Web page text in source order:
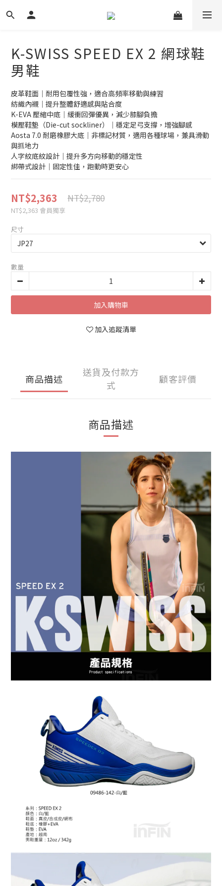
K-SWISS SPEED EX 2 網球鞋
男鞋
皮革鞋面｜耐用包覆性強，適合高頻率移動與練習
紡織內襯｜提升整體舒適感與貼合度
K-EVA 壓縮中底｜緩衝回彈優異，減少膝腳負擔
模壓鞋墊（Die-cut sockliner）｜穩定足弓支撐，增強腳感
Aosta 7.0 耐磨橡膠大底｜非標記材質，適用各種球場，兼具滑動
與抓地力
人字紋底紋設計｜提升多方向移動的穩定性
綁帶式設計｜固定性佳，跑動時更安心
NT$2,363 NT$2,780
NT$2,363 會員獨享
尺寸
數量
加入購物車
加入追蹤清單
商品描述
送貨及付款方
式
顧客評價
商品描述